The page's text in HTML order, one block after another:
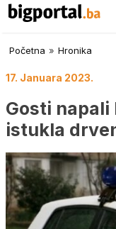
Početna » Hronika
17. Januara 2023.
Gosti napali
istukla